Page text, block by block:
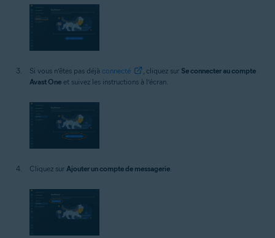
Si vous n’êtes pas déjà connecté , cliquez sur Se connecter au compte
Avast One et suivez les instructions à l’écran.
Cliquez sur Ajouter un compte de messagerie.